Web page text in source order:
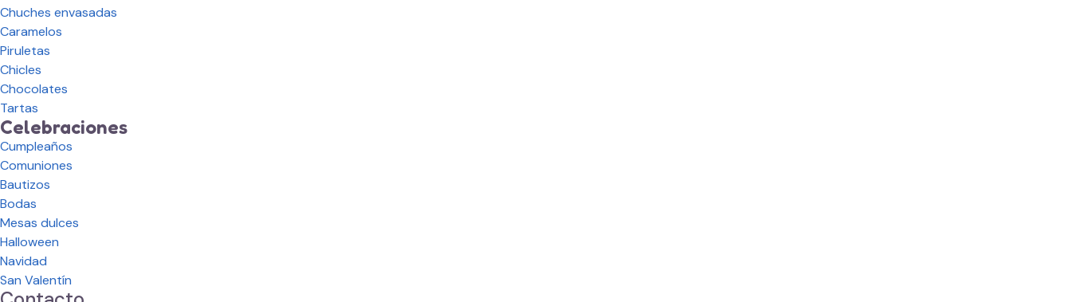
Chuches envasadas
Caramelos
Piruletas
Chicles
Chocolates
Tartas
Celebraciones
Cumpleaños
Comuniones
Bautizos
Bodas
Mesas dulces
Halloween
Navidad
San Valentín